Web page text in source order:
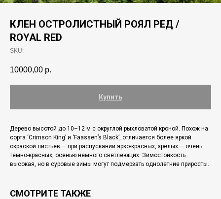
КЛЕН ОСТРОЛИСТНЫЙ РОЯЛ РЕД /
ROYAL RED
SKU:
10000,00 р.
Купить
Дерево высотой до 10–12 м с округлой рыхловатой кроной. Похож на
сорта ‘Crimson King’ и ‘Faassen’s Black’, отличается более яркой
окраской листьев — при распускании ярко-красных, зрелых — очень
тёмно-красных, осенью немного светлеющих. Зимостойкость
высокая, но в суровые зимы могут подмерзать однолетние приросты.
СМОТРИТЕ ТАКЖЕ